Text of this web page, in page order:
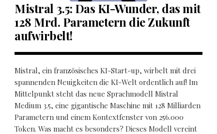
Mistral 3.5: Das KI-Wunder, das mit
128 Mrd. Parametern die Zukunft
aufwirbelt!
Mistral, ein französisches KI-Start-up, wirbelt mit drei
spannenden Neuigkeiten die KI-Welt ordentlich auf! Im
Mittelpunkt steht das neue Sprachmodell Mistral
Medium 3.5, eine gigantische Maschine mit 128 Milliarden
Parametern und einem Kontextfenster von 256.000
Token. Was macht es besonders? Dieses Modell vereint